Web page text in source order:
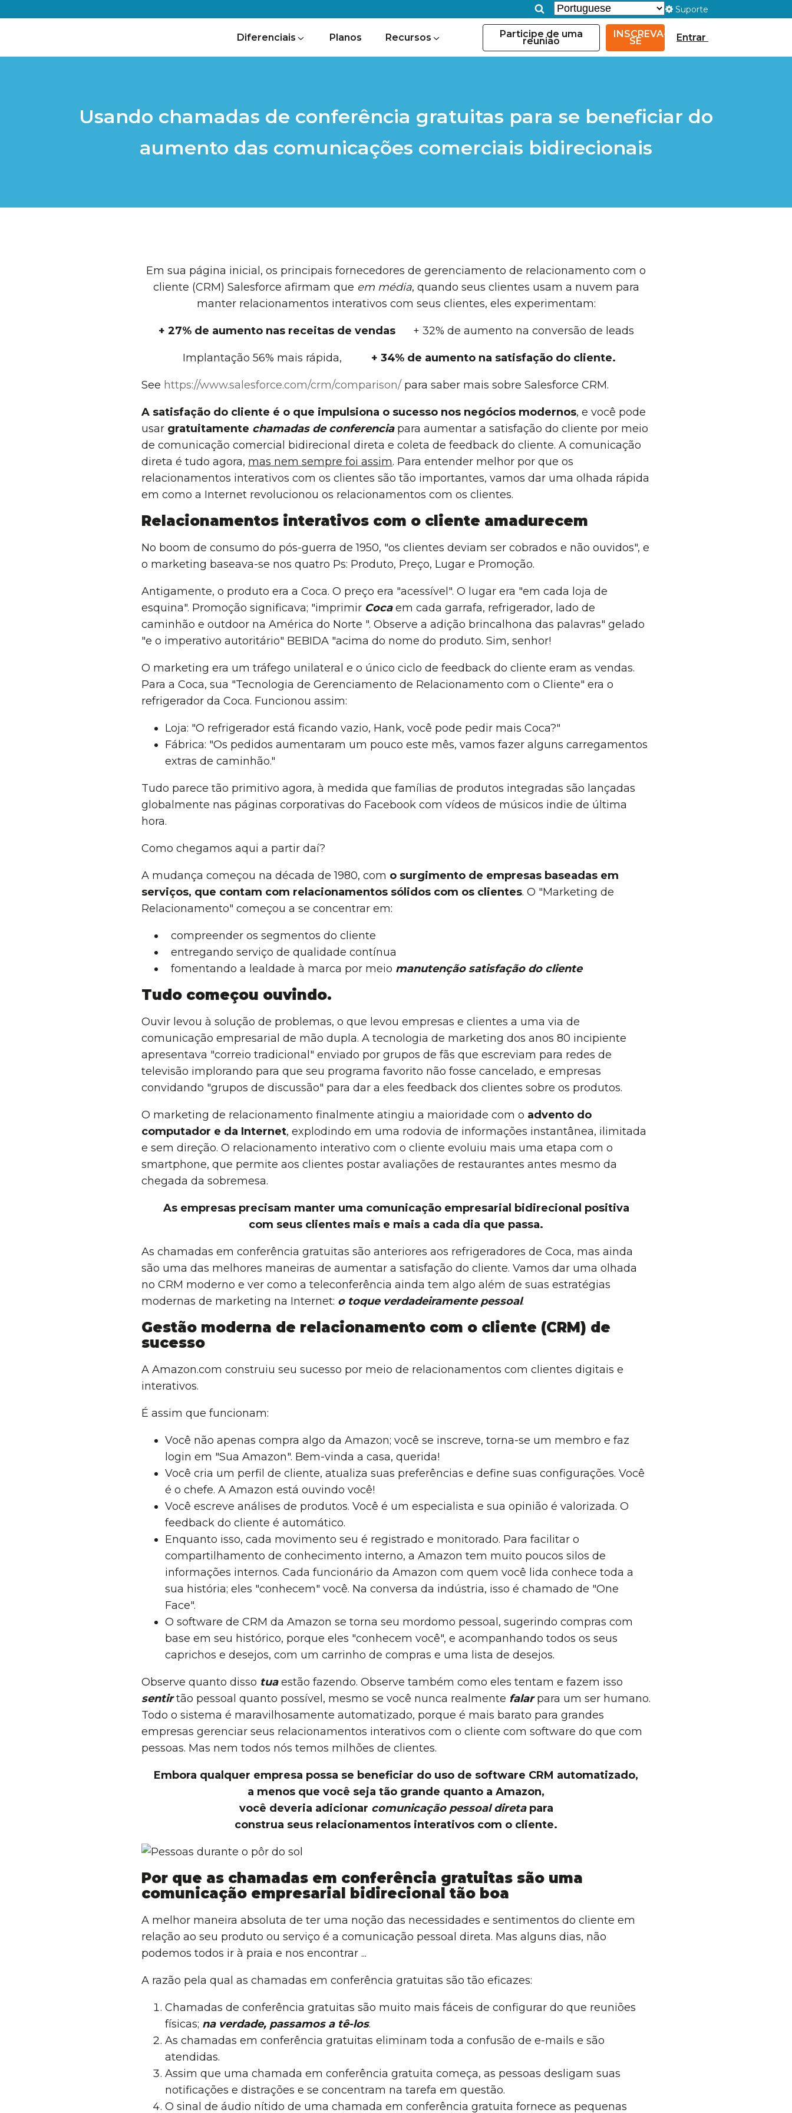
Suporte
Diferenciais Planos Recursos Participe de uma
reunião
INSCREVA-
SE Entrar
Usando chamadas de conferência gratuitas para se beneficiar do
aumento das comunicações comerciais bidirecionais
Em sua página inicial, os principais fornecedores de gerenciamento de relacionamento com o
cliente (CRM) Salesforce afirmam que em média, quando seus clientes usam a nuvem para
manter relacionamentos interativos com seus clientes, eles experimentam:
+ 27% de aumento nas receitas de vendas+ 32% de aumento na conversão de leads
Implantação 56% mais rápida, + 34% de aumento na satisfação do cliente.
See https://www.salesforce.com/crm/comparison/ para saber mais sobre Salesforce CRM.
A satisfação do cliente é o que impulsiona o sucesso nos negócios modernos, e você pode
usar gratuitamente chamadas de conferenciapara aumentar a satisfação do cliente por meio
de comunicação comercial bidirecional direta e coleta de feedback do cliente. A comunicação
direta é tudo agora, mas nem sempre foi assim. Para entender melhor por que os
relacionamentos interativos com os clientes são tão importantes, vamos dar uma olhada rápida
em como a Internet revolucionou os relacionamentos com os clientes.
Relacionamentos interativos com o cliente amadurecem
No boom de consumo do pós-guerra de 1950, "os clientes deviam ser cobrados e não ouvidos", e
o marketing baseava-se nos quatro Ps: Produto, Preço, Lugar e Promoção.
Antigamente, o produto era a Coca. O preço era "acessível". O lugar era "em cada loja de
esquina". Promoção significava; "imprimir Cocaem cada garrafa, refrigerador, lado de
caminhão e outdoor na América do Norte ". Observe a adição brincalhona das palavras" gelado
"e o imperativo autoritário" BEBIDA "acima do nome do produto. Sim, senhor!
O marketing era um tráfego unilateral e o único ciclo de feedback do cliente eram as vendas.
Para a Coca, sua "Tecnologia de Gerenciamento de Relacionamento com o Cliente" era o
refrigerador da Coca. Funcionou assim:
Loja: "O refrigerador está ficando vazio, Hank, você pode pedir mais Coca?"
Fábrica: "Os pedidos aumentaram um pouco este mês, vamos fazer alguns carregamentos
extras de caminhão."
Tudo parece tão primitivo agora, à medida que famílias de produtos integradas são lançadas
globalmente nas páginas corporativas do Facebook com vídeos de músicos indie de última
hora.
Como chegamos aqui a partir daí?
A mudança começou na década de 1980, com o surgimento de empresas baseadas em
serviços, que contam com relacionamentos sólidos com os clientes. O "Marketing de
Relacionamento" começou a se concentrar em:
compreender os segmentos do cliente
entregando serviço de qualidade contínua
fomentando a lealdade à marca por meio manutenção satisfação do cliente
Tudo começou ouvindo.
Ouvir levou à solução de problemas, o que levou empresas e clientes a uma via de
comunicação empresarial de mão dupla. A tecnologia de marketing dos anos 80 incipiente
apresentava "correio tradicional" enviado por grupos de fãs que escreviam para redes de
televisão implorando para que seu programa favorito não fosse cancelado, e empresas
convidando "grupos de discussão" para dar a eles feedback dos clientes sobre os produtos.
O marketing de relacionamento finalmente atingiu a maioridade com o advento do
computador e da Internet, explodindo em uma rodovia de informações instantânea, ilimitada
e sem direção. O relacionamento interativo com o cliente evoluiu mais uma etapa com o
smartphone, que permite aos clientes postar avaliações de restaurantes antes mesmo da
chegada da sobremesa.
As empresas precisam manter uma comunicação empresarial bidirecional positiva
com seus clientes mais e mais a cada dia que passa.
As chamadas em conferência gratuitas são anteriores aos refrigeradores de Coca, mas ainda
são uma das melhores maneiras de aumentar a satisfação do cliente. Vamos dar uma olhada
no CRM moderno e ver como a teleconferência ainda tem algo além de suas estratégias
modernas de marketing na Internet: o toque verdadeiramente pessoal.
Gestão moderna de relacionamento com o cliente (CRM) de
sucesso
A Amazon.com construiu seu sucesso por meio de relacionamentos com clientes digitais e
interativos.
É assim que funcionam:
Você não apenas compra algo da Amazon; você se inscreve, torna-se um membro e faz
login em "Sua Amazon". Bem-vinda a casa, querida!
Você cria um perfil de cliente, atualiza suas preferências e define suas configurações. Você
é o chefe. A Amazon está ouvindo você!
Você escreve análises de produtos. Você é um especialista e sua opinião é valorizada. O
feedback do cliente é automático.
Enquanto isso, cada movimento seu é registrado e monitorado. Para facilitar o
compartilhamento de conhecimento interno, a Amazon tem muito poucos silos de
informações internos. Cada funcionário da Amazon com quem você lida conhece toda a
sua história; eles "conhecem" você. Na conversa da indústria, isso é chamado de "One
Face".
O software de CRM da Amazon se torna seu mordomo pessoal, sugerindo compras com
base em seu histórico, porque eles "conhecem você", e acompanhando todos os seus
caprichos e desejos, com um carrinho de compras e uma lista de desejos.
Observe quanto disso tuaestão fazendo. Observe também como eles tentam e fazem isso
sentirtão pessoal quanto possível, mesmo se você nunca realmente falarpara um ser humano.
Todo o sistema é maravilhosamente automatizado, porque é mais barato para grandes
empresas gerenciar seus relacionamentos interativos com o cliente com software do que com
pessoas. Mas nem todos nós temos milhões de clientes.
Embora qualquer empresa possa se beneficiar do uso de software CRM automatizado,
a menos que você seja tão grande quanto a Amazon,
você deveria adicionar comunicação pessoal diretapara
construa seus relacionamentos interativos com o cliente.
Por que as chamadas em conferência gratuitas são uma
comunicação empresarial bidirecional tão boa
A melhor maneira absoluta de ter uma noção das necessidades e sentimentos do cliente em
relação ao seu produto ou serviço é a comunicação pessoal direta. Mas alguns dias, não
podemos todos ir à praia e nos encontrar ...
A razão pela qual as chamadas em conferência gratuitas são tão eficazes:
Chamadas de conferência gratuitas são muito mais fáceis de configurar do que reuniões
físicas; na verdade, passamos a tê-los.
As chamadas em conferência gratuitas eliminam toda a confusão de e-mails e são
atendidas.
Assim que uma chamada em conferência gratuita começa, as pessoas desligam suas
notificações e distrações e se concentram na tarefa em questão.
O sinal de áudio nítido de uma chamada em conferência gratuita fornece as pequenas